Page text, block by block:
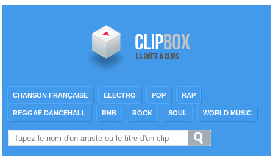
CHANSON FRANÇAISE ELECTRO POP RAP
REGGAE DANCEHALL RNB ROCK SOUL WORLD MUSIC